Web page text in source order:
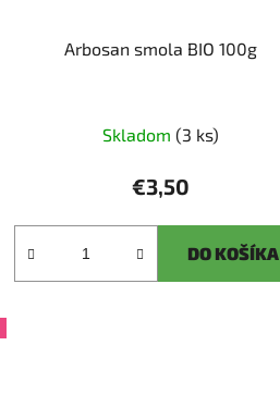
Arbosan smola BIO 100g
Skladom (3 ks)
€3,50
DO KOŠÍKA